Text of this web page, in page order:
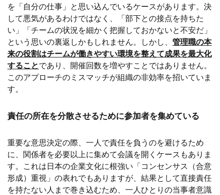
を「自分の仕事」と思い込んでいるケースがあります。決
して悪気があるわけではなく、「部下との接点を持ちた
い」「チームの状況を細かく把握しておかないと不安だ」
という思いの裏返しかもしれません。しかし、 管理職の本
来の役割はチームが働きやすい環境を整えて成果を最大化
することであり、開催回数を増やすことではありません。
このアプローチのミスマッチが組織の非効率を招いていま
す。
責任の所在を分散させるために参加者を集めている
重要な意思決定の際、一人で責任を負うのを避けるため
に、関係者を必要以上に集めて会議を開くケースもありま
す。これは日本の企業文化に根強い「コンセンサス（合意
形成）重視」の表れでもありますが、結果として直接責任
を持たない人まで巻き込むため、一人ひとりの当事者意識